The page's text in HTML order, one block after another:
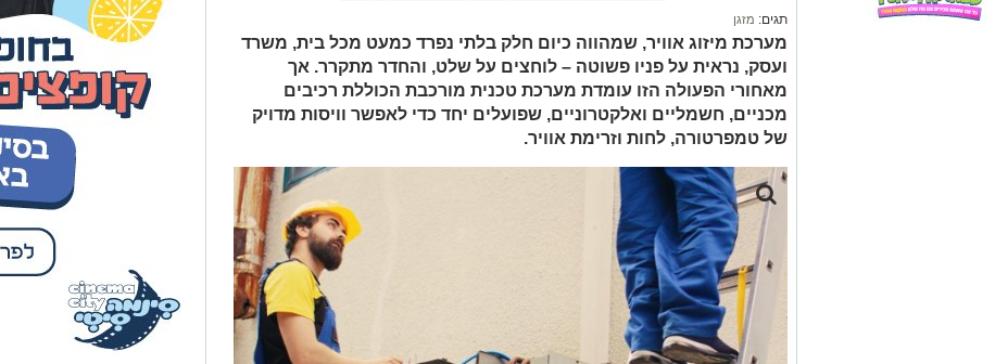
תגים: מזגן
מערכת מיזוג אוויר, שמהווה כיום חלק בלתי נפרד כמעט מכל בית, משרד
ועסק, נראית על פניו פשוטה – לוחצים על שלט, והחדר מתקרר. אך
מאחורי הפעולה הזו עומדת מערכת טכנית מורכבת הכוללת רכיבים
מכניים, חשמליים ואלקטרוניים, שפועלים יחד כדי לאפשר וויסות מדויק
של טמפרטורה, לחות וזרימת אוויר.